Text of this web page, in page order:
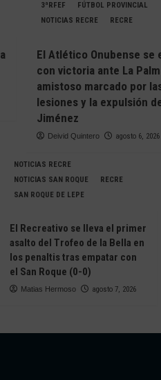
3ªRFEF
FÚTBOL PROVINCIAL
NOTICIAS RECRE
RECRE
El Atlético Onubense se
con victoria ante La
amistoso marcado por
lesiones y la expulsión
Jiménez
Deivid Quintero agosto 6, 2026
NOTICIAS RECRE
NOTICIAS SAN ROQUE
RECRE
SAN ROQUE DE LEPE
El Recreativo se lleva el primer
asalto del Trofeo de la Bella en
los penaltis tras empatar con
el San Roque (0-0)
Matias Hermoso agosto 7, 2026